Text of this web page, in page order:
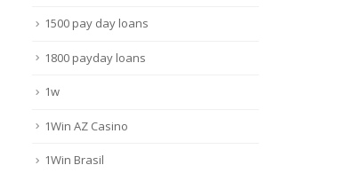
1500 pay day loans
1800 payday loans
1w
1Win AZ Casino
1Win Brasil